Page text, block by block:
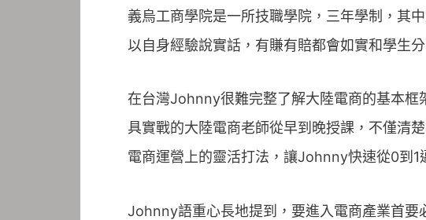
義烏工商學院是一所技職學院，三年學制，其
以自身經驗說實話，有賺有賠都會如實和學生
在台灣Johnny很難完整了解大陸電商的基本框
具實戰的大陸電商老師從早到晚授課，不僅清
電商運營上的靈活打法，讓Johnny快速從0到1
Johnny語重心長地提到，要進入電商產業首要